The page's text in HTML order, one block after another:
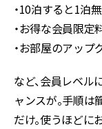
・10泊すると1泊
・お得な会員限定
・お部屋のアップ
など、会員レベ
ャンスが。手順
だけ。使うほど